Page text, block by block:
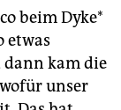
beim Dyke*
etwas
kam die
unser